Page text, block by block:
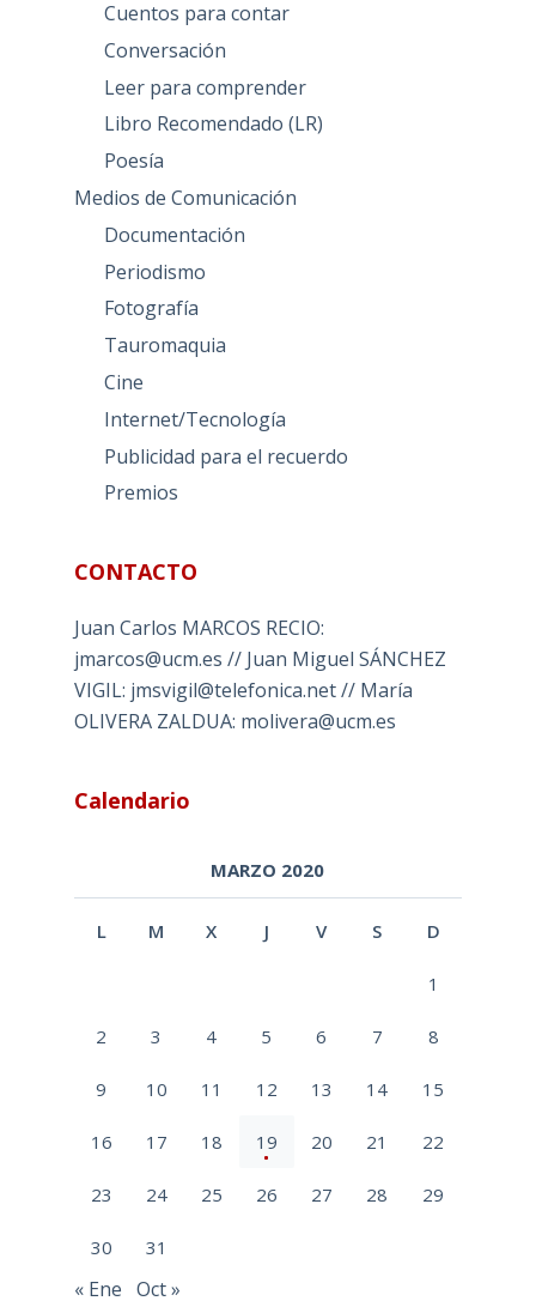
Cuentos para contar
Conversación
Leer para comprender
Libro Recomendado (LR)
Poesía
Medios de Comunicación
Documentación
Periodismo
Fotografía
Tauromaquia
Cine
Internet/Tecnología
Publicidad para el recuerdo
Premios
CONTACTO
Juan Carlos MARCOS RECIO:
jmarcos@ucm.es // Juan Miguel SÁNCHEZ
VIGIL: jmsvigil@telefonica.net // María
OLIVERA ZALDUA: molivera@ucm.es
Calendario
MARZO 2020
L M X J V S D
1
2 3 4 5 6 7 8
9 10 11 12 13 14 15
16 17 18 19 20 21 22
23 24 25 26 27 28 29
30 31
« Ene Oct »